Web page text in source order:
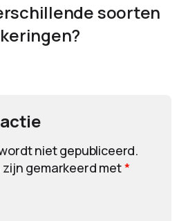
soorten
niet gepubliceerd.
gemarkeerd met*